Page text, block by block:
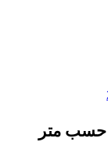
حسب متر